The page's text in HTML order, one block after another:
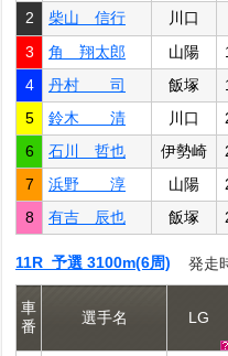
2
柴山 信行 川口
3
角 翔太郎 山陽
4
丹村 司 飯塚
5
鈴木 清 川口
6
石川 哲也 伊勢崎
7
浜野 淳 山陽
8
有吉 辰也 飯塚
11R 予選 3100m(6周) 発走
車
番
選手名 LG